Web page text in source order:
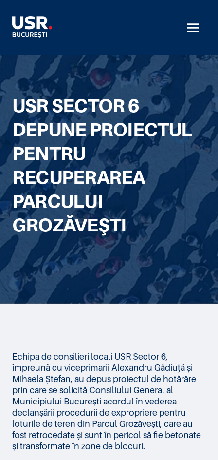
USR SECTOR 6
DEPUNE PROIECTUL
PENTRU
RECUPERAREA
PARCULUI
GROZĂVEŞTI
Echipa de consilieri locali USR Sector 6,
împreună cu viceprimarii Alexandru Gâdiuță și
Mihaela Ștefan, au depus proiectul de hotărâre
prin care se solicită Consiliului General al
Municipiului București acordul în vederea
declanșării procedurii de expropriere pentru
loturile de teren din Parcul Grozăvești, care au
fost retrocedate și sunt în pericol să fie betonate
și transformate în zone de blocuri.